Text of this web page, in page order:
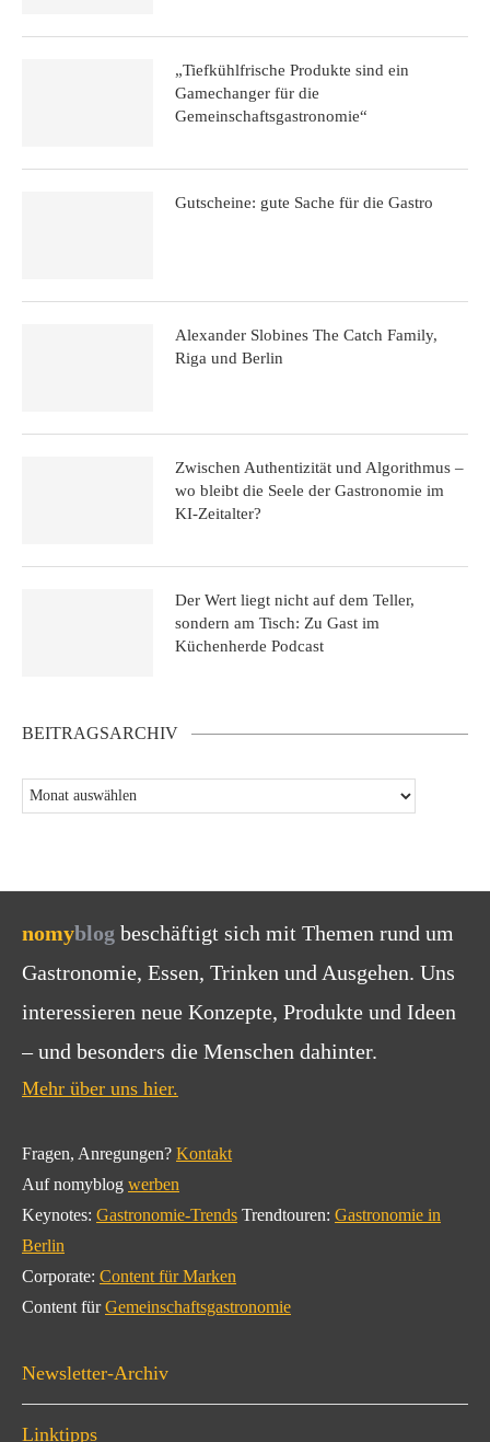
„Tiefkühlfrische Produkte sind ein
Gamechanger für die
Gemeinschaftsgastronomie“
Gutscheine: gute Sache für die Gastro
Alexander Slobines The Catch Family,
Riga und Berlin
Zwischen Authentizität und Algorithmus –
wo bleibt die Seele der Gastronomie im
KI-Zeitalter?
Der Wert liegt nicht auf dem Teller,
sondern am Tisch: Zu Gast im
Küchenherde Podcast
BEITRAGSARCHIV
nomyblog beschäftigt sich mit Themen rund um
Gastronomie, Essen, Trinken und Ausgehen. Uns
interessieren neue Konzepte, Produkte und Ideen
– und besonders die Menschen dahinter.
Mehr über uns hier.
Fragen, Anregungen? Kontakt
Auf nomyblog werben
Keynotes: Gastronomie-Trends Trendtouren: Gastronomie in
Berlin
Corporate: Content für Marken
Content fürGemeinschaftsgastronomie
Newsletter-Archiv
Linktipps